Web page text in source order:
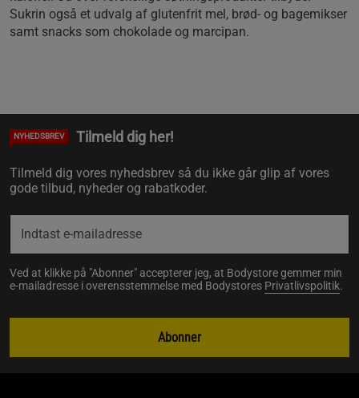
Sukrin også et udvalg af glutenfrit mel, brød- og bagemikser
samt snacks som chokolade og marcipan.
NYHEDSBREV Tilmeld dig her!
Tilmeld dig vores nyhedsbrev så du ikke går glip af vores
gode tilbud, nyheder og rabatkoder.
Ved at klikke på "Abonner" accepterer jeg, at Bodystore gemmer min
e-mailadresse i overensstemmelse med Bodystores Privatlivspolitik.
Abonner